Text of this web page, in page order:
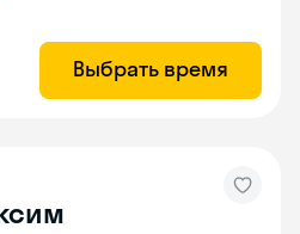
Выбрать время